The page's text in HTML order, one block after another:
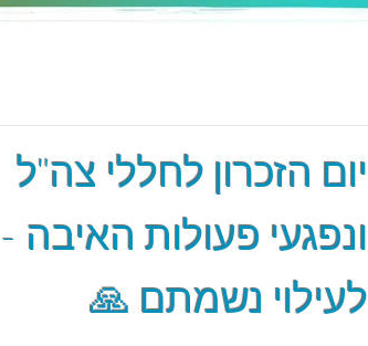
יום הזכרון לחללי צה"ל
ונפגעי פעולות האיבה -
לעילוי נשמתם 🙏